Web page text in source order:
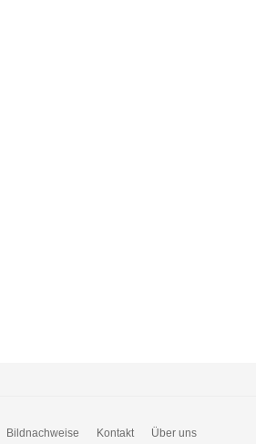
Bildnachweise Kontakt Über uns